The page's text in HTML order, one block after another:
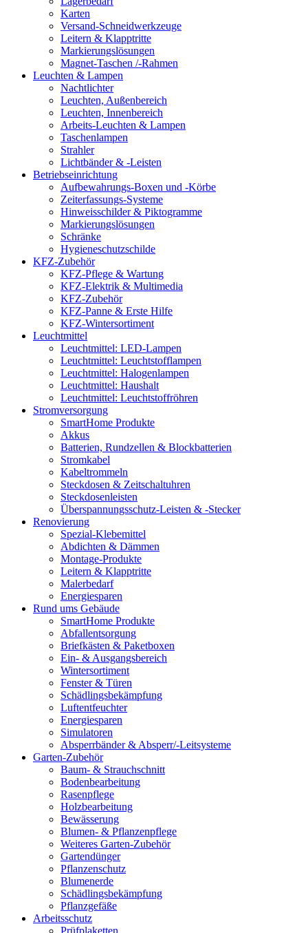
Karten
Versand-Schneidwerkzeuge
Leitern & Klapptritte
Markierungslösungen
Magnet-Taschen /-Rahmen
Leuchten & Lampen
Nachtlichter
Leuchten, Außenbereich
Leuchten, Innenbereich
Arbeits-Leuchten & Lampen
Taschenlampen
Strahler
Lichtbänder & -Leisten
Betriebseinrichtung
Aufbewahrungs-Boxen und -Körbe
Zeiterfassungs-Systeme
Hinweisschilder & Piktogramme
Markierungslösungen
Schränke
Hygieneschutzschilde
KFZ-Zubehör
KFZ-Pflege & Wartung
KFZ-Elektrik & Multimedia
KFZ-Zubehör
KFZ-Panne & Erste Hilfe
KFZ-Wintersortiment
Leuchtmittel
Leuchtmittel: LED-Lampen
Leuchtmittel: Leuchtstofflampen
Leuchtmittel: Halogenlampen
Leuchtmittel: Haushalt
Leuchtmittel: Leuchtstoffröhren
Stromversorgung
SmartHome Produkte
Akkus
Batterien, Rundzellen & Blockbatterien
Stromkabel
Kabeltrommeln
Steckdosen & Zeitschaltuhren
Steckdosenleisten
Überspannungsschutz-Leisten & -Stecker
Renovierung
Spezial-Klebemittel
Abdichten & Dämmen
Montage-Produkte
Leitern & Klapptritte
Malerbedarf
Energiesparen
Rund ums Gebäude
SmartHome Produkte
Abfallentsorgung
Briefkästen & Paketboxen
Ein- & Ausgangsbereich
Wintersortiment
Fenster & Türen
Schädlingsbekämpfung
Luftentfeuchter
Energiesparen
Simulatoren
Absperrbänder & Absperr/-Leitsysteme
Garten-Zubehör
Baum- & Strauchschnitt
Bodenbearbeitung
Rasenpflege
Holzbearbeitung
Bewässerung
Blumen- & Pflanzenpflege
Weiteres Garten-Zubehör
Gartendünger
Pflanzenschutz
Blumenerde
Schädlingsbekämpfung
Pflanzgefäße
Arbeitsschutz
Prüfplaketten